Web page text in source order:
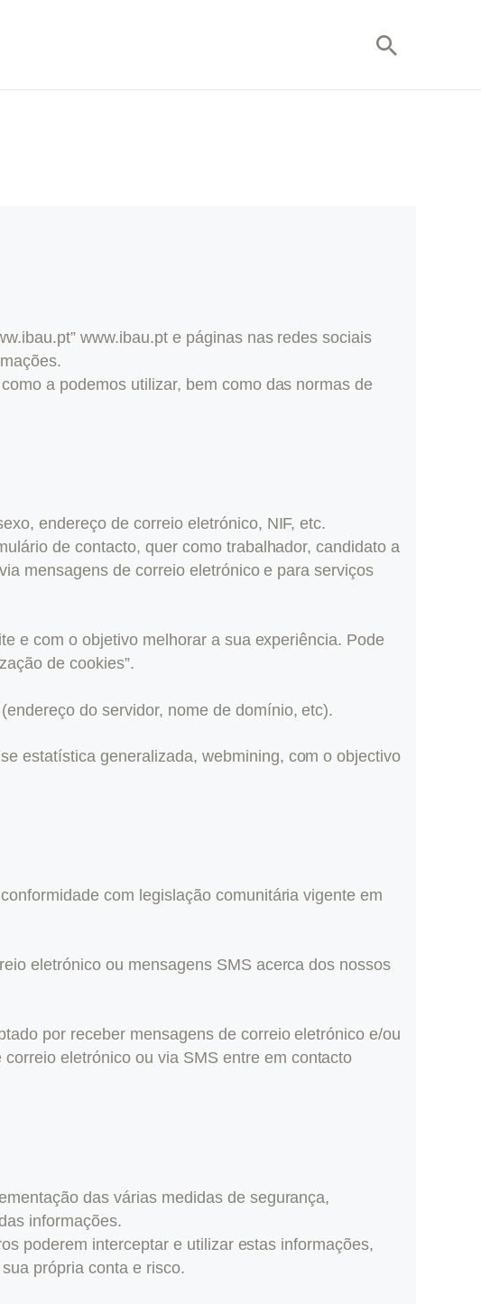
www.ibau.pt e páginas nas redes sociais
a podemos utilizar, bem como das normas de
endereço de correio eletrónico, NIF, etc.
de contacto, quer como trabalhador, candidato a
mensagens de correio eletrónico e para serviços
e com o objetivo melhorar a sua experiência. Pode
de cookies”.
do servidor, nome de domínio, etc).
estatística generalizada, webmining, com o objectivo
com legislação comunitária vigente em
eletrónico ou mensagens SMS acerca dos nossos
por receber mensagens de correio eletrónico e/ou
eletrónico ou via SMS entre em contacto
das várias medidas de segurança,
informações.
poderem interceptar e utilizar estas informações,
própria conta e risco.